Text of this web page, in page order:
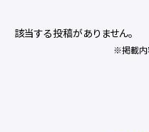
該当する投稿がありません。
※掲載内